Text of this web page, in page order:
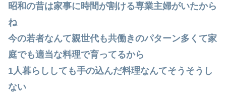
昭和の昔は家事に時間が割ける専業主婦がいたから
ね
今の若者なんて親世代も共働きのパターン多くて家
庭でも適当な料理で育ってるから
1人暮らししても手の込んだ料理なんてそうそうし
ない